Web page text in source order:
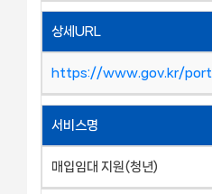
상세URL
https://www.gov.kr/
서비스명
매입임대 지원(청년)